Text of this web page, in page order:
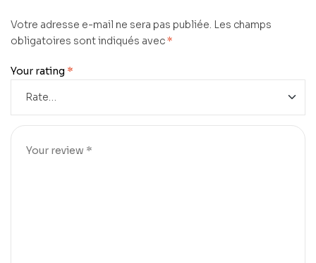
Votre adresse e-mail ne sera pas publiée. Les champs
obligatoires sont indiqués avec*
Your rating *